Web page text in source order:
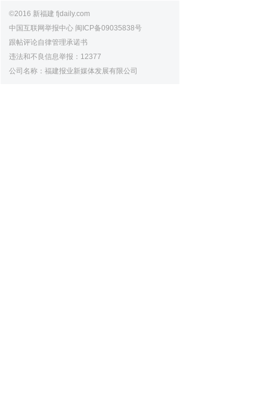
©2016 新福建 fjdaily.com
中国互联网举报中心 闽ICP备09035838号
跟帖评论自律管理承诺书
违法和不良信息举报：12377
公司名称：福建报业新媒体发展有限公司